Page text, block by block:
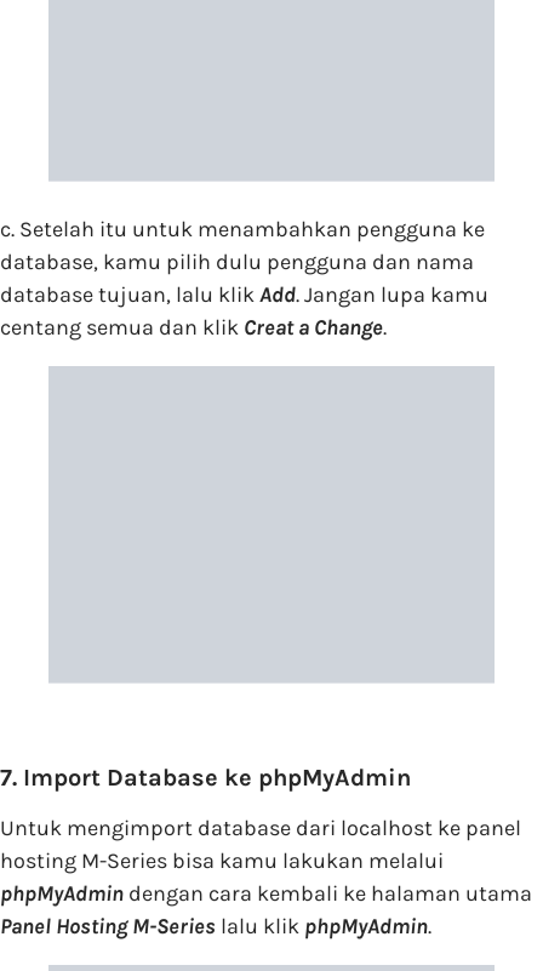
c. Setelah itu untuk menambahkan pengguna ke
database, kamu pilih dulu pengguna dan nama
database tujuan, lalu klikAdd. Jangan lupa kamu
centang semua dan klik Creat a Change.
7. Import Database ke phpMyAdmin
Untuk mengimport database dari localhost ke panel
hosting M-Series bisa kamu lakukan melalui
phpMyAdmin dengan cara kembali ke halaman utama
Panel Hosting M-Series lalu klik phpMyAdmin.